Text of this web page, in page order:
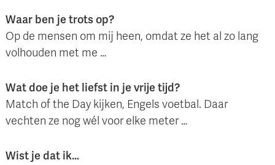
Waar ben je trots op?
Op de mensen om mij heen, omdat ze het al zo lang
volhouden met me …
Wat doe je het liefst in je vrije tijd?
Match of the Day kijken, Engels voetbal. Daar
vechten ze nog wél voor elke meter …
Wist je dat ik…